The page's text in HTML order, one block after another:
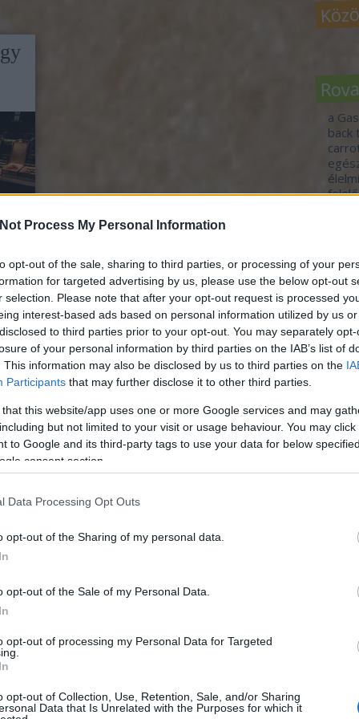
Process My Personal Information
opt-out of the sale, sharing to third parties, or processing of your
for targeted advertising by us, please use the below opt-out
selection. Please note that after your opt-out request is processed
interest-based ads based on personal information utilized by us
to third parties prior to your opt-out. You may separately
of your personal information by third parties on the IAB’s list of
This information may also be disclosed by us to third parties on the
Participants that may further disclose it to other third parties.
that this website/app uses one or more Google services and may
but not limited to your visit or usage behaviour. You may
to Google and its third-party tags to use your data for below
consent section.
Data Processing Opt Outs
opt-out of the Sharing of my personal data.
opt-out of the Sale of my Personal Data.
opt-out of processing my Personal Data for Targeted
opt-out of Collection, Use, Retention, Sale, and/or Sharing
Data that Is Unrelated with the Purposes for which it
a
back
fogj
tour
zöld
zöld
A